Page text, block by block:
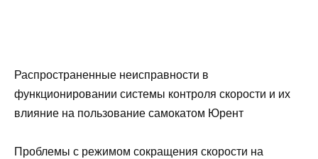
Распространенные неисправности в
функционировании системы контроля скорости и их
влияние на пользование самокатом Юрент
Проблемы с режимом сокращения скорости на